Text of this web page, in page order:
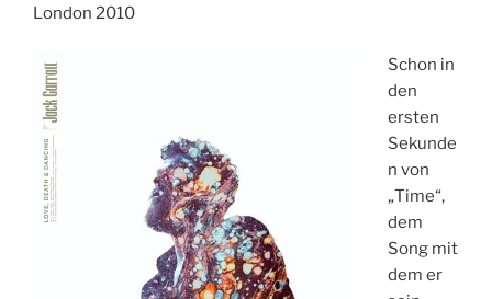
T
M
London 2010
Schon in
den
ersten
Sekunde
n von
„Time“,
dem
Song mit
dem er